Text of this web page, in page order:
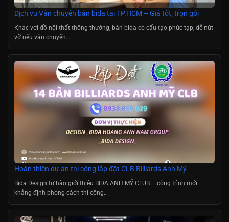
Dịch vụ Vận chuyển bàn bida tại TP.HCM – Giá tốt, trọn gói
Khác với đồ nội thất thông thường, bàn bida có cấu tạo phức tạp, dễ nứt
vỡ nếu vận chuyển…
Hoàn thiện dự án thi công lắp đặt CLB Billiards Anh Mỹ
Bida Design tự hào giới thiệu BIDA ANH MỸ CLUB – công trình mới
khẳng định phong cách thi công…